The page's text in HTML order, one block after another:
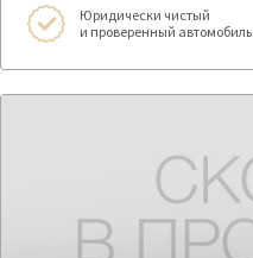
Юридически чистый
и проверенный автомобиль